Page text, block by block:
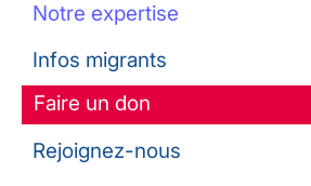
Notre expertise
Infos migrants
Faire un don
Rejoignez-nous